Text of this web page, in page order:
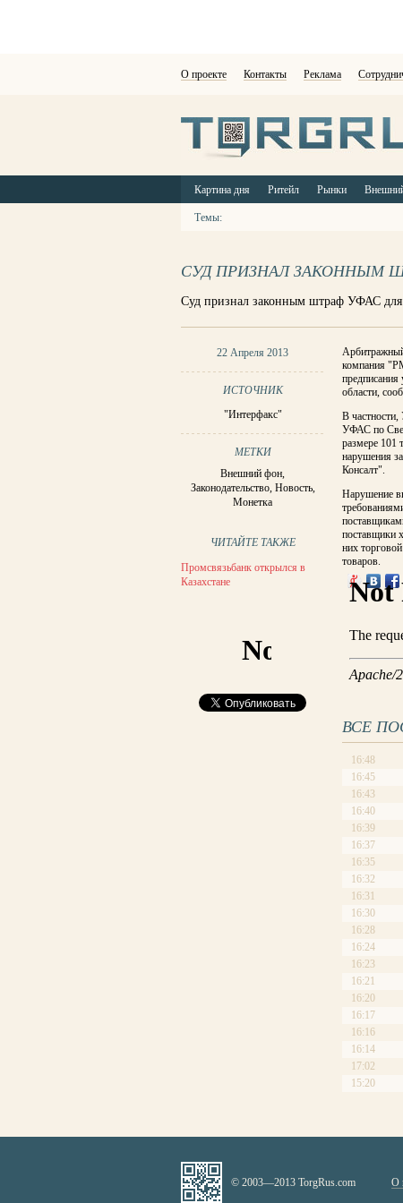
О проекте Контакты Реклама
Картина дня Ритейл Рынки
Темы:
СУД ПРИЗНАЛ ЗАКОННЫМ
Суд признал законным штраф УФАС для
22 Апреля 2013
ИСТОЧНИК
"Интерфакс"
МЕТКИ
Внешний фон,
Законодательство, Новость,
Монетка
ЧИТАЙТЕ ТАКЖЕ
Промсвязьбанк открылся в
Казахстане
компания
области,
В частности,
УФАС по
размере 101
нарушения
Консалт".
Нарушение
поставщики
них
товаров.
ВСЕ
16:48
16:45
16:43
16:40
16:39
16:37
16:35
16:32
16:31
16:30
16:28
16:24
16:23
16:21
16:20
16:17
16:16
16:14
17:02
15:20
© 2003—2013 TorgRus.com О